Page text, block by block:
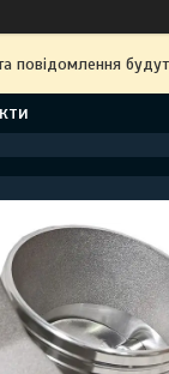
повідомлення